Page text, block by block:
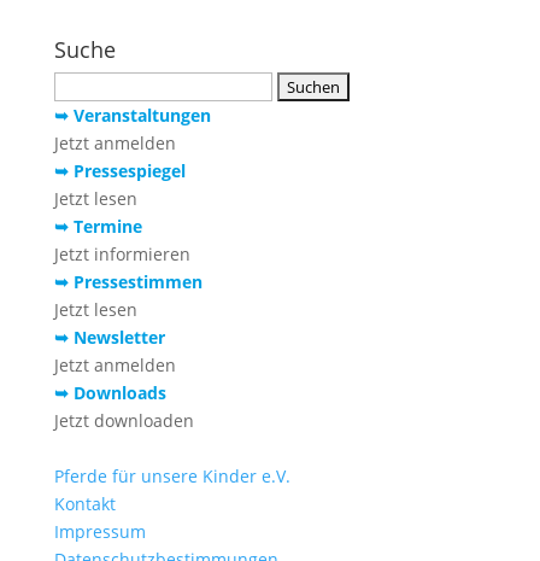
Suche
nach:
➥ Veranstaltungen
Jetzt anmelden
➥ Pressespiegel
Jetzt lesen
➥ Termine
Jetzt informieren
➥ Pressestimmen
Jetzt lesen
➥ Newsletter
Jetzt anmelden
➥ Downloads
Jetzt downloaden
Pferde für unsere Kinder e.V.
Kontakt
Impressum